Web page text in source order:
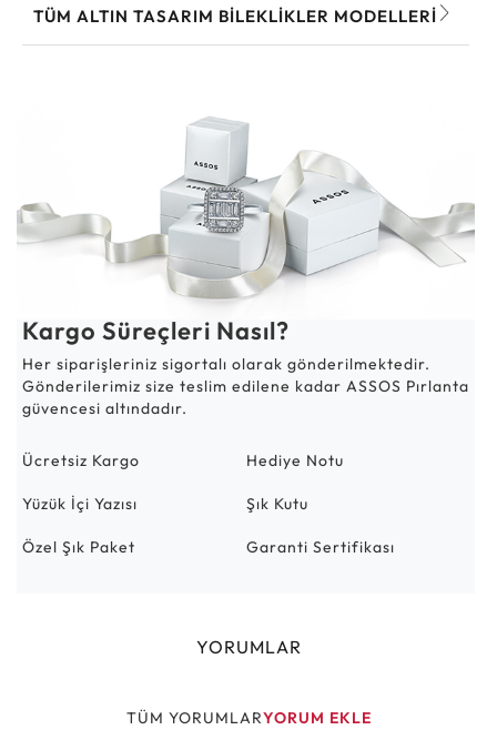
TÜM ALTIN TASARIM BILEKLIKLER MODELLERI
Kargo Süreçleri Nasıl?
Her siparişleriniz sigortalı olarak gönderilmektedir.
Gönderilerimiz size teslim edilene kadar ASSOS Pırlanta
güvencesi altındadır.
Ücretsiz Kargo Hediye Notu
Yüzük İçi Yazısı Şık Kutu
Özel Şık Paket Garanti Sertifikası
YORUMLAR
TÜM YORUMLARYORUM EKLE